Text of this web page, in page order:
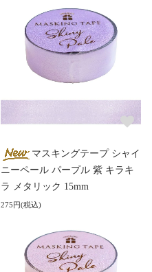
マスキングテープ シャイ
ニーペール パープル 紫 キラキ
ラ メタリック 15mm
275円(税込)